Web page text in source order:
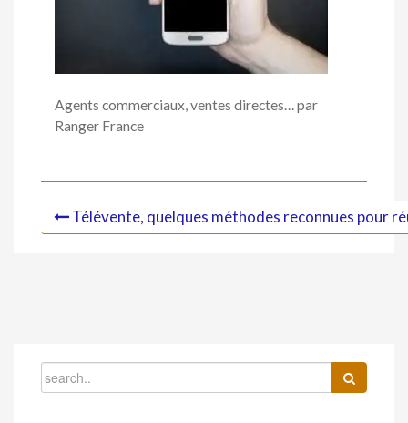
Agents commerciaux, ventes directes… par
Ranger France
Télévente, quelques méthodes reconnues pour